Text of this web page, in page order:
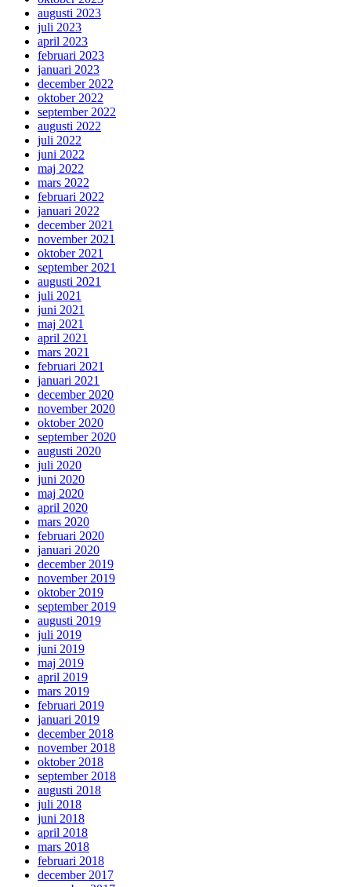
augusti 2023
juli 2023
april 2023
februari 2023
januari 2023
december 2022
oktober 2022
september 2022
augusti 2022
juli 2022
juni 2022
maj 2022
mars 2022
februari 2022
januari 2022
december 2021
november 2021
oktober 2021
september 2021
augusti 2021
juli 2021
juni 2021
maj 2021
april 2021
mars 2021
februari 2021
januari 2021
december 2020
november 2020
oktober 2020
september 2020
augusti 2020
juli 2020
juni 2020
maj 2020
april 2020
mars 2020
februari 2020
januari 2020
december 2019
november 2019
oktober 2019
september 2019
augusti 2019
juli 2019
juni 2019
maj 2019
april 2019
mars 2019
februari 2019
januari 2019
december 2018
november 2018
oktober 2018
september 2018
augusti 2018
juli 2018
juni 2018
april 2018
mars 2018
februari 2018
december 2017